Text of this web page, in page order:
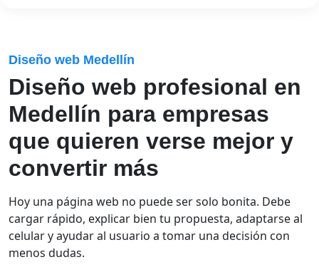
Diseño web Medellín
Diseño web profesional en
Medellín para empresas
que quieren verse mejor y
convertir más
Hoy una página web no puede ser solo bonita. Debe
cargar rápido, explicar bien tu propuesta, adaptarse al
celular y ayudar al usuario a tomar una decisión con
menos dudas.